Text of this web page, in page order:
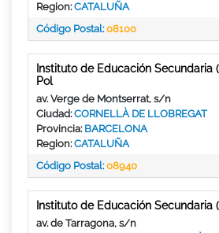
Region:CATALUÑA
Código Postal:08100
Instituto de Educación Secundaria
Pol
av. Verge de Montserrat, s/n
Ciudad:CORNELLÀ DE LLOBREGAT
Provincia: BARCELONA
Region:CATALUÑA
Código Postal:08940
Instituto de Educación Secundaria
av. de Tarragona, s/n